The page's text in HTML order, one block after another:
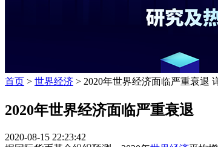
首页 > 世界经济 > 2020年世界经济面临严重衰退
2020年世界经济面临严重衰退
2020-08-15 22:23:42